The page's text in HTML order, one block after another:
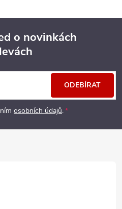
o novinkách
osobních údajů.
ODEBÍRAT